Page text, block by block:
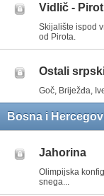
Vidlič - Pirot
Skijalište ispod
od Pirota.
Ostali
Goč, Briježđa,
Bosna i
Jahorina
Olimpijska
snega...